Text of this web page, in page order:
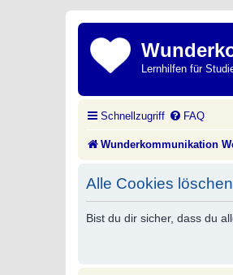
Lernhilfen für
Schnellzugriff FAQ
Wunderkommunikation
Alle Cookies löschen
Bist du dir sicher, dass du